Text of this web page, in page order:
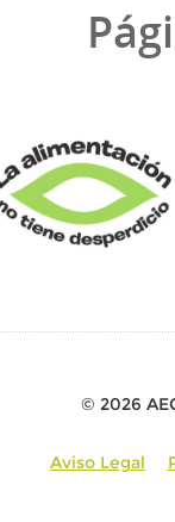
© 2026
Aviso Legal